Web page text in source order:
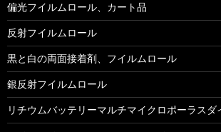
偏光フイルムロール、カート品
反射フイルムロール
黒と白の両面接着剤、フイルムロール
銀反射フイルムロール
リチウムバッテリーマルチマイクロポーラスダ